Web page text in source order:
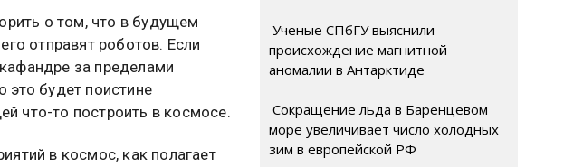
о том, что в будущем
отправят роботов. Если
за пределами
это будет поистине
что-то построить в космосе.
в космос, как полагает
Ученые СПбГУ выяснили
происхождение магнитной
аномалии в Антарктиде
Сокращение льда в Баренцевом
море увеличивает число холодных
зим в европейской РФ